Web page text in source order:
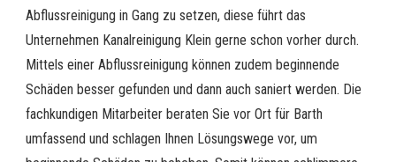
Abflussreinigung in Gang zu setzen, diese führt das
Unternehmen Kanalreinigung Klein gerne schon vorher durch.
Mittels einer Abflussreinigung können zudem beginnende
Schäden besser gefunden und dann auch saniert werden. Die
fachkundigen Mitarbeiter beraten Sie vor Ort für Barth
umfassend und schlagen Ihnen Lösungswege vor, um